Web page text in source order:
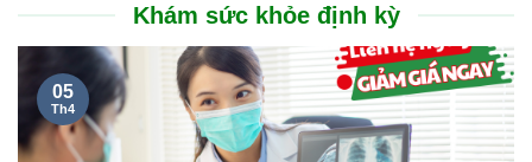
Khám sức khỏe định kỳ
05
Th4